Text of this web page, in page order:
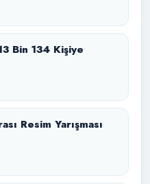
Bin 134 Kişiye
Resim Yarışması